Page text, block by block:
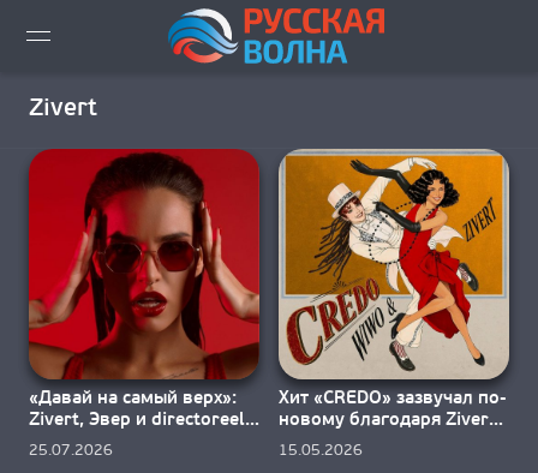
ВИДЕО LIVE
НОВОСТИ
НОВИНКИ ЭФИРА
ПЛЕЙЛИСТ
СКАЧАТЬ ЭФИР
КАК СЛУШАТЬ!?
Zivert
«Давай на самый верх»:
Zivert, Эвер и directoreels
выпустили трек
25.07.2026
Хит «CREDO» зазвучал по-
новому благодаря Zivert
и WIWO
15.05.2026